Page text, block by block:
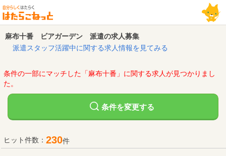
麻布十番 ビアガーデン 派遣の求人募集
派遣スタッフ活躍中に関する求人情報を見てみる
条件の一部にマッチした「麻布十番」に関する求人が見つかりまし
た。
条件を変更する
ヒット件数： 230件